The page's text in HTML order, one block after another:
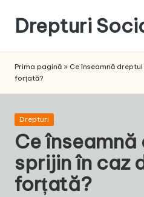
content
Drepturi
Sociale:
Schimbarea
Noastră!
Prima pagină » Ce înseamnă
forțată?
Posted
Drepturi
Ce
sprijin în caz
forțată?